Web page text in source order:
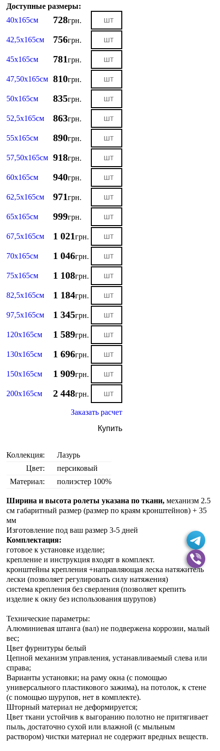
Доступные размеры:
40х165см
728грн.
42,5х165см 756грн.
45х165см 781грн.
47,50х165см 810грн.
50х165см 835грн.
52,5х165см 863грн.
55х165см 890грн.
57,50х165см 918грн.
60х165см 940грн.
62,5х165см 971грн.
65х165см 999грн.
67,5х165см 1 021грн.
70х165см 1 046грн.
75х165см 1 108грн.
82,5х165см 1 184грн.
97,5х165см 1 345грн.
120х165см 1 589грн.
130х165см 1 696грн.
150х165см 1 909грн.
200х165см 2 448грн.
Заказать расчет
Купить
Коллекция:
Лазурь
Цвет:
персиковый
Материал:
полиэстер 100%
Ширина и высота ролеты указана по ткани,механизм 2.5
см габаритный размер (размер по краям кронштейнов) + 35
мм
Изготовление под ваш размер 3-5 дней
Комплектация:
готовое к установке изделие;
крепление и инструкция входят в комплект.
кронштейны крепления +направляющая леска натяжитель
лески (позволяет регулировать силу натяжения)
система крепления без сверления (позволяет крепить
изделие к окну без использования шурупов)
Технические параметры:
Алюминиевая штанга (вал) не подвержена коррозии, малый
вес;
Цвет фурнитуры белый
Цепной механизм управления, устанавливаемый слева или
справа;
Варианты установки; на раму окна (с помощью
универсального пластикового зажима), на потолок, к стене
(с помощью шурупов, нет в комплекте).
Шторный материал не деформируется;
Цвет ткани устойчив к выгоранию полотно не притягивает
пыль, достаточно сухой или влажной (с мыльным
раствором) чистки материал не содержит вредных веществ.